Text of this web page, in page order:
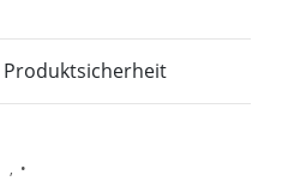
Produktsicherheit
, •